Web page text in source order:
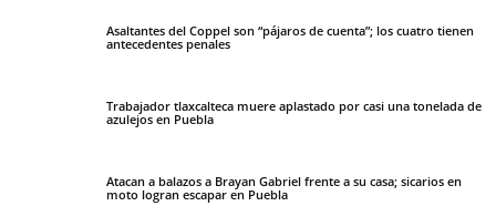
Asaltantes del Coppel son “pájaros de cuenta”; los cuatro tienen
antecedentes penales
Trabajador tlaxcalteca muere aplastado por casi una tonelada de
azulejos en Puebla
Atacan a balazos a Brayan Gabriel frente a su casa; sicarios en
moto logran escapar en Puebla